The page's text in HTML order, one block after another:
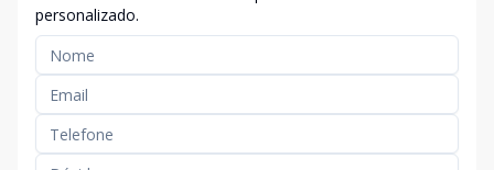
personalizado.